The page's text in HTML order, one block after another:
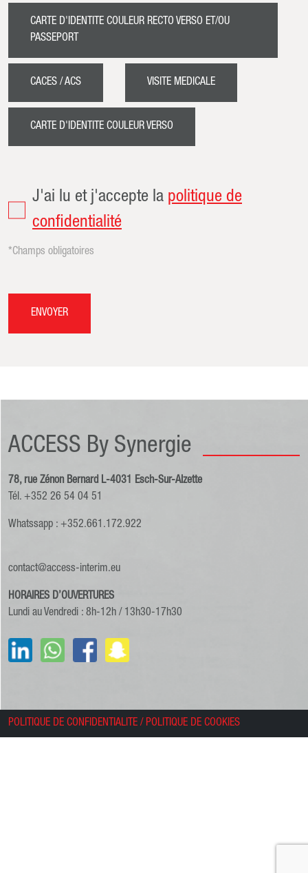
CARTE D'IDENTITE COULEUR RECTO VERSO ET/OU
PASSEPORT
CACES / ACS VISITE MEDICALE
CARTE D'IDENTITE COULEUR VERSO
J'ai lu et j'accepte la politique de
confidentialité
*Champs obligatoires
ENVOYER
ACCESS By Synergie
78, rue Zénon Bernard L-4031 Esch-Sur-Alzette
Tél. +352 26 54 04 51
Whatssapp : +352.661.172.922
contact@access-interim.eu
HORAIRES D’OUVERTURES
Lundi au Vendredi : 8h-12h / 13h30-17h30
POLITIQUE DE CONFIDENTIALITE / POLITIQUE DE COOKIES